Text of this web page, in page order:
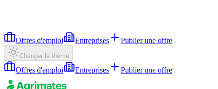
Offres d'emploi Entreprises Publier une offre
Changer le thème
Offres d'emploi Entreprises Publier une offre